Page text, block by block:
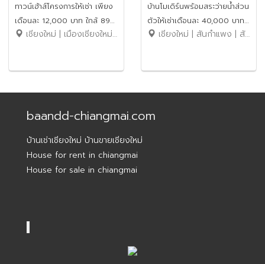
ทาวน์เฮ้าส์โครงการให้เช่า เพียง
เดือนละ 12,000 บาท ใกล้ 89
พลาซ่า No.15H193
เชียงใหม่ | เมืองเชียงใหม่ | หนองหอย
บ้านโมเดิร์นพร้อมสระว่ายน้ำส่วน
ตัวให้เช่าเดือนละ 40,000 บาท
เดินทาง 10 นาทีถึงเซ็นทรัล
เชียงใหม่ | สันกำแพง | สันกลาง
baandd-chiangmai.com
บ้านเช่าเชียงใหม่ บ้านขายเชียงใหม่
House for rent in chiangmai
House for sale in chiangmai